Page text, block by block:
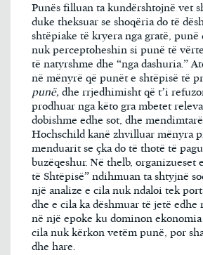
Punës filluan ta kundërshtojnë vet
duke theksuar se shoqëria do të
shtëpiake të kryera nga gratë, punë
nuk perceptoheshin si punë të
të natyrshme dhe “nga dashuria.”
në mënyrë që punët e shtëpisë të
punë, dhe rrjedhimisht që t’i
prodhuar nga këto gra mbetet
dobishme edhe sot, dhe
Hochschild kanë zhvilluar mënyra
menduarit se çka do të thotë të
buzëqeshur. Në thelb, organizueset
të Shtëpisë” ndihmuan ta shtyjnë
një analize e cila nuk ndaloi tek
dhe e cila ka dëshmuar të jetë edhe
në një epoke ku dominon
cila nuk kërkon vetëm punë, por
dhe hare.